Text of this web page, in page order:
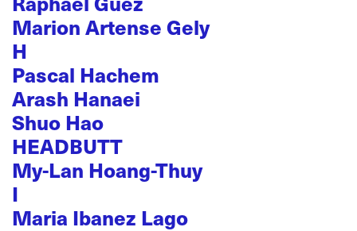
Marion Artense Gely
H
Pascal Hachem
Arash Hanaei
Shuo Hao
HEADBUTT
My-Lan Hoang-Thuy
I
Maria Ibanez Lago